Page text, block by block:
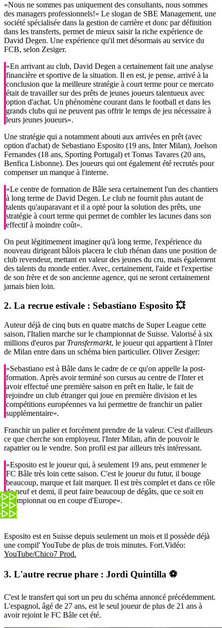
«Nous ne sommes pas uniquement des consultants, nous sommes
des managers professionnels!» Le slogan de SBE Management, une
société spécialisée dans la gestion de carrière et donc par définition
dans les transferts, permet de mieux saisir la riche expérience de
David Degen. Une expérience qu'il met désormais au service du
FCB, selon Zesiger.
«En arrivant au club, David Degen a certainement fait une analyse
financière et sportive de la situation. Il en est, je pense, arrivé à la
conclusion que la meilleure stratégie à court terme pour ce mercato
était de travailler sur des prêts de jeunes joueurs talentueux avec
option d'achat. Un phénomène courant dans le football et dans les
grands clubs qui ne peuvent pas offrir le temps de jeu nécessaire à
leurs jeunes joueurs».
Une stratégie qui a notamment abouti aux arrivées en prêt (avec
option d'achat) de Sebastiano Esposito (19 ans, Inter Milan), Joelson
Fernandes (18 ans, Sporting Portugal) et Tomas Tavares (20 ans,
Benfica Lisbonne). Des joueurs qui ont également été recrutés pour
compenser un manque à l'interne.
«Le centre de formation de Bâle sera certainement l'un des chantiers
à long terme de David Degen. Le club ne fournit plus autant de
talents qu'auparavant et il a opté pour la solution des prêts, une
stratégie à court terme qui permet de combler les lacunes dans son
effectif à moindre coût».
On peut légitimement imaginer qu'à long terme, l'expérience du
nouveau dirigeant bâlois placera le club rhénan dans une position de
club revendeur, mettant en valeur des jeunes du cru, mais également
des talents du monde entier. Avec, certainement, l'aide et l'expertise
de son frère et de son ancienne agence, qui ne seront certainement
jamais bien loin.
2. La recrue estivale : Sebastiano Esposito 💥
Auteur déjà de cinq buts en quatre matchs de Super League cette
saison, l'Italien marche sur le championnat de Suisse. Valorisé à six
millions d'euros par Transfermarkt, le joueur qui appartient à l'Inter
de Milan entre dans un schéma bien particulier. Oliver Zesiger:
«Sebastiano est à Bâle dans le cadre de ce qu'on appelle la post-
formation. Après avoir terminé son cursus au centre de l'Inter et
avoir effectué une première saison en prêt en Italie, le fait de
rejoindre un club étranger qui joue en première division et les
compétitions européennes va lui permettre de franchir un palier
supplémentaire».
Franchir un palier et forcément prendre de la valeur. C'est d'ailleurs
ce que cherche son employeur, l'Inter Milan, afin de pouvoir le
rapatrier ou le vendre. Son profil est par ailleurs très intéressant.
«Esposito est le joueur qui, à seulement 19 ans, peut emmener le
FC Bâle très loin cette saison. C'est le joueur du futur, il bouge
beaucoup, marque et fait marquer. Il est très complet et dans ce rôle
de neuf et demi, il peut faire beaucoup de dégâts, que ce soit en
championnat ou en coupe d'Europe».
Esposito est en Suisse depuis seulement un mois et il possède déjà
une compil' YouTube de plus de trois minutes. Fort.Vidéo:
YouTube/Chico7 Prod.
3. L'autre recrue phare : Jordi Quintilla ⚽
C'est le transfert qui sort un peu du schéma annoncé précédemment.
L'espagnol, âgé de 27 ans, est le seul joueur de plus de 21 ans à
avoir rejoint le FC Bâle cet été.